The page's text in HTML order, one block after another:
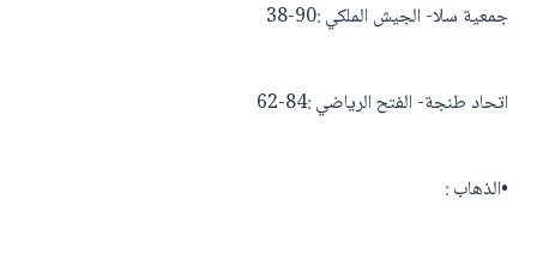
جمعية سلا- الجيش الملكي :90-38
اتحاد طنجة- الفتح الرياضي :84-62
•الذهاب :